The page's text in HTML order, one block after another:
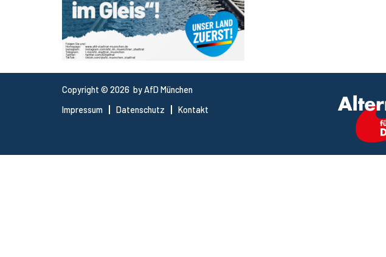
Copyright © 2026 by AfD München
Impressum
Datenschutz Kontakt